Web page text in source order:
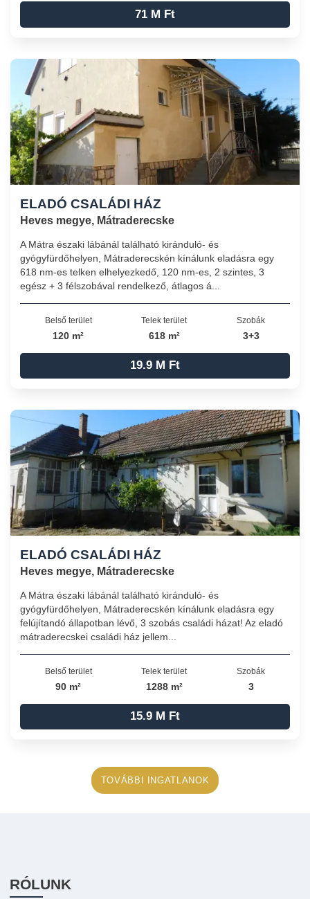
71 M Ft
ELADÓ CSALÁDI HÁZ
Heves megye, Mátraderecske
A Mátra északi lábánál található kiránduló- és
gyógyfürdőhelyen, Mátraderecskén kínálunk eladásra egy
618 nm-es telken elhelyezkedő, 120 nm-es, 2 szintes, 3
egész + 3 félszobával rendelkező, átlagos á...
Belső terület
120 m²
Telek terület
618 m²
Szobák
3+3
19.9 M Ft
ELADÓ CSALÁDI HÁZ
Heves megye, Mátraderecske
A Mátra északi lábánál található kiránduló- és
gyógyfürdőhelyen, Mátraderecskén kínálunk eladásra egy
felújítandó állapotban lévő, 3 szobás családi házat! Az eladó
mátraderecskei családi ház jellem...
Belső terület
90 m²
Telek terület
1288 m²
Szobák
3
15.9 M Ft
TOVÁBBI INGATLANOK
RÓLUNK